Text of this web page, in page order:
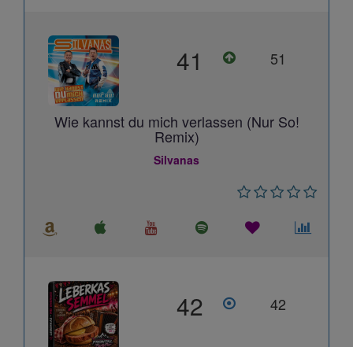
41 51
Wie kannst du mich verlassen (Nur So!
Remix)
Silvanas
42 42